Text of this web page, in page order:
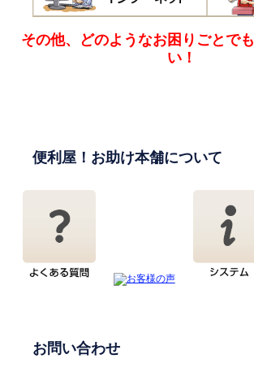
その他、どのようなお困りごとでも
い！
便利屋！お助け本舗について
お問い合わせ